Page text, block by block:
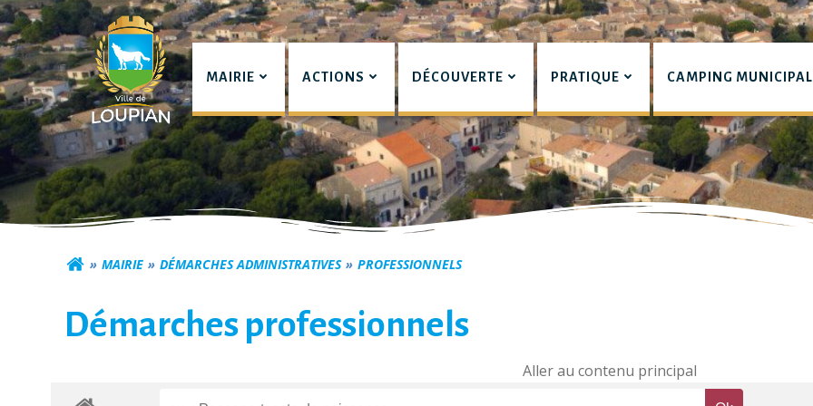
Aller
au
contenu
Commune de Loupian
MAIRIE ACTIONS DÉCOUVERTE PRATIQUE CAMPING MUNICIPAL
MAIRIE DÉMARCHES ADMINISTRATIVES PROFESSIONNELS
Démarches professionnels
Aller au contenu principal